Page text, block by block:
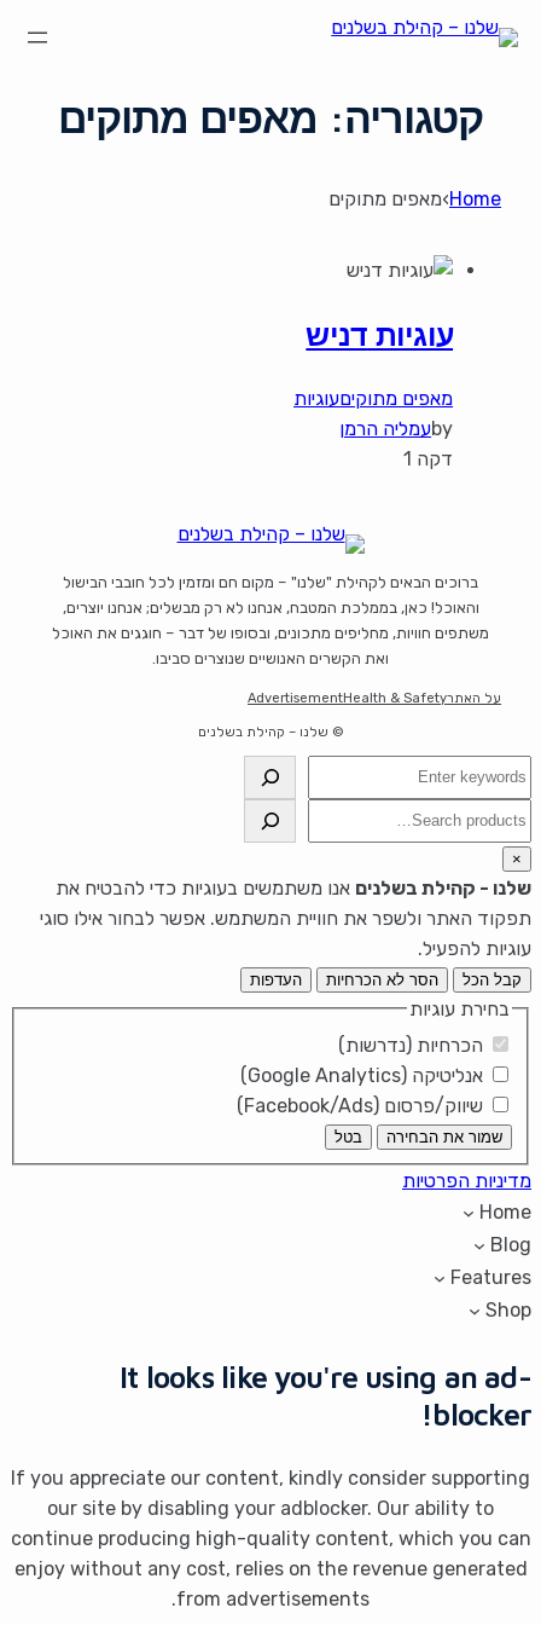
קטגוריה: מאפים מתוקים
Home
›מאפים מתוקים
עוגיות דניש
מאפים מתוקיםעוגיות
byעמליה הרמן
דקה 1
ברוכים הבאים לקהילת "שלנו" – מקום חם ומזמין לכל חובבי הבישול
והאוכל! כאן, בממלכת המטבח, אנחנו לא רק מבשלים; אנחנו יוצרים,
משתפים חוויות, מחליפים מתכונים, ובסופו של דבר – חוגגים את האוכל
ואת הקשרים האנושיים שנוצרים סביבו.
על האתרHealth & Safety
Advertisement
© שלנו – קהילת בשלנים
חיפוש
חיפוש
×
שלנו - קהילת בשלנים אנו משתמשים בעוגיות כדי להבטיח את
תפקוד האתר ולשפר את חוויית המשתמש. אפשר לבחור אילו סוגי
עוגיות להפעיל.
קבל הכל הסר לא הכרחיות העדפות
בחירת עוגיות
הכרחיות (נדרשות)
אנליטיקה (Google Analytics)
שיווק/פרסום (Facebook/Ads)
שמור את הבחירה בטל
מדיניות הפרטיות
Home
Blog
Features
Shop
It looks like you're using an ad-
blocker!
If you appreciate our content, kindly consider supporting
our site by disabling your adblocker. Our ability to
continue producing high-quality content, which you can
enjoy without any cost, relies on the revenue generated
from advertisements.